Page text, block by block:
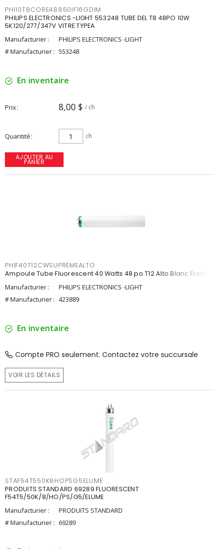
PHI10T8CORE48850IF16GDIM
PHILIPS ELECTRONICS -LIGHT 553248 TUBE DEL T8 48PO 10W
5K120/277/347V VITRE TYPEA
Manufacturier :
PHILIPS ELECTRONICS -LIGHT
# Manufacturier : 553248
En inventaire
Prix 8,00 $ / ch
Quantité ch
AJOUTER AU
PANIER
PHIF40T12CWSUPREMEALTO
Ampoule Tube Fluorescent 40 Watts 48 po T12 Alto Blanc Froid
Manufacturier :
PHILIPS ELECTRONICS -LIGHT
# Manufacturier : 423889
En inventaire
Compte PRO seulement. Contactez votre succursale
VOIR LES DÉTAILS
STAF54T550K8HOPSG5ELUME
PRODUITS STANDARD 69289 FLUORESCENT
F54T5/50K/8/HO/PS/G5/ELUME
Manufacturier :
PRODUITS STANDARD
# Manufacturier : 69289